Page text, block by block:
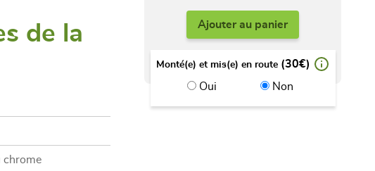
Ajouter au panier
Monté(e) et mis(e) en route(30€)
Oui
Non
de la
chrome